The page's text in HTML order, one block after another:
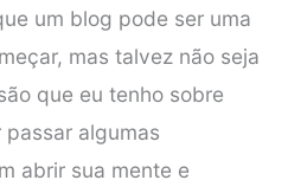
um blog pode ser uma
mas talvez não seja
que eu tenho sobre
algumas
abrir sua mente e